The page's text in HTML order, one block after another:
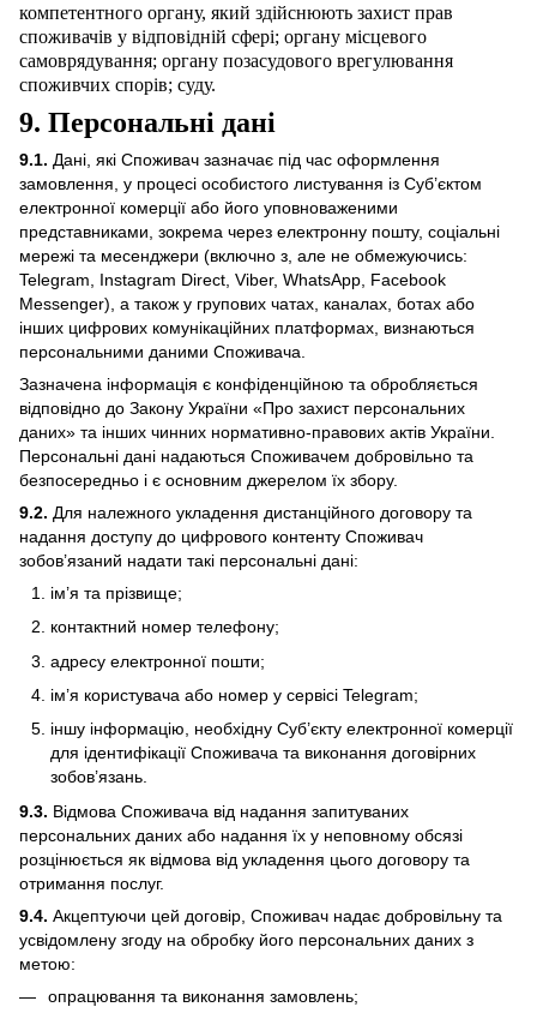
компетентного органу, який здійснюють захист прав
споживачів у відповідній сфері; органу місцевого
самоврядування; органу позасудового врегулювання
споживчих спорів; суду.
9. Персональні дані
9.1. Дані, які Споживач зазначає під час оформлення
замовлення, у процесі особистого листування із Суб’єктом
електронної комерції або його уповноваженими
представниками, зокрема через електронну пошту, соціальні
мережі та месенджери (включно з, але не обмежуючись:
Telegram, Instagram Direct, Viber, WhatsApp, Facebook
Messenger), а також у групових чатах, каналах, ботах або
інших цифрових комунікаційних платформах, визнаються
персональними даними Споживача.
Зазначена інформація є конфіденційною та обробляється
відповідно до Закону України «Про захист персональних
даних» та інших чинних нормативно-правових актів України.
Персональні дані надаються Споживачем добровільно та
безпосередньо і є основним джерелом їх збору.
9.2. Для належного укладення дистанційного договору та
надання доступу до цифрового контенту Споживач
зобов’язаний надати такі персональні дані:
ім’я та прізвище;
контактний номер телефону;
адресу електронної пошти;
ім’я користувача або номер у сервісі Telegram;
іншу інформацію, необхідну Суб’єкту електронної комерції
для ідентифікації Споживача та виконання договірних
зобов’язань.
9.3. Відмова Споживача від надання запитуваних
персональних даних або надання їх у неповному обсязі
розцінюється як відмова від укладення цього договору та
отримання послуг.
9.4. Акцептуючи цей договір, Споживач надає добровільну та
усвідомлену згоду на обробку його персональних даних з
метою:
опрацювання та виконання замовлень;